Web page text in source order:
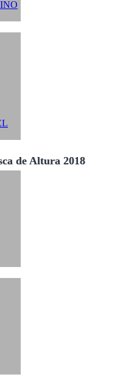
de Altura 2018